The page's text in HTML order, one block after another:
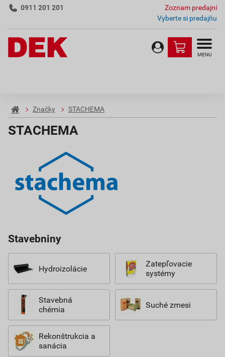
0911 201 201
Zoznam predajní
Vyberte si predajňu
MENU
Značky STACHEMA
STACHEMA
Stavebniny
Hydroizolácie
Zatepľovacie
systémy
Stavebná
chémia
Suché zmesi
Rekonštrukcia a
sanácia